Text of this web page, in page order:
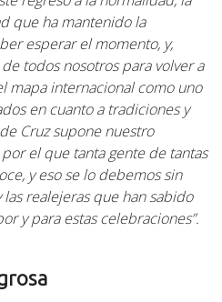
que ha mantenido la
esperar el momento, y,
todos nosotros para volver a
mapa internacional como uno
en cuanto a tradiciones y
Cruz supone nuestro
el que tanta gente de tantas
y eso se lo debemos sin
realejeras que han sabido
y para estas celebraciones”.